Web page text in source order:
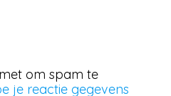
om spam te
je reactie gegevens